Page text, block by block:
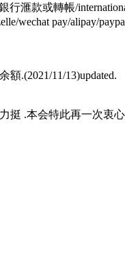
款或轉帳/international
wechat pay/alipay/
額.(2021/11/13)updated.
.本会特此再一次衷心